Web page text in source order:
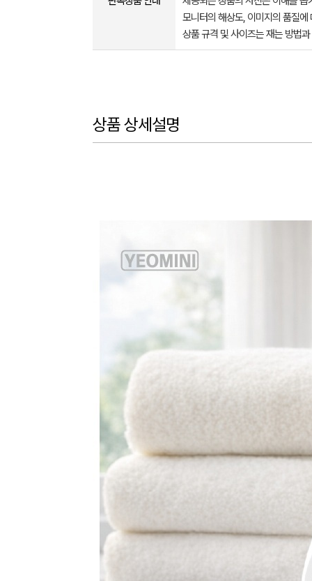
모니터의 해상도, 이미지의 품질
상품 규격 및 사이즈는 재는 방법
상품 상세설명